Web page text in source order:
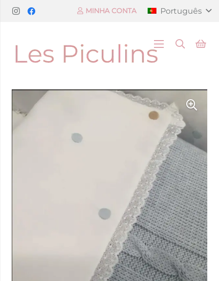
MINHA CONTA Português